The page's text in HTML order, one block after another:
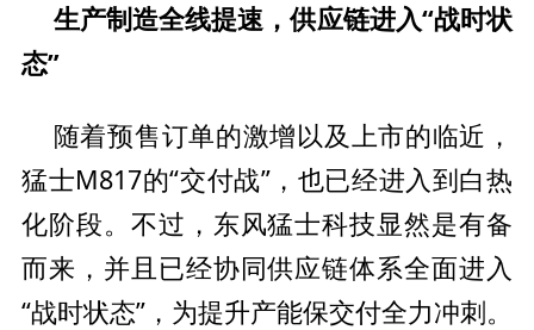
生产制造全线提速，供应链进入“战时状
态”
随着预售订单的激增以及上市的临近，
猛士M817的“交付战”，也已经进入到白热
化阶段。不过，东风猛士科技显然是有备
而来，并且已经协同供应链体系全面进入
“战时状态”，为提升产能保交付全力冲刺。